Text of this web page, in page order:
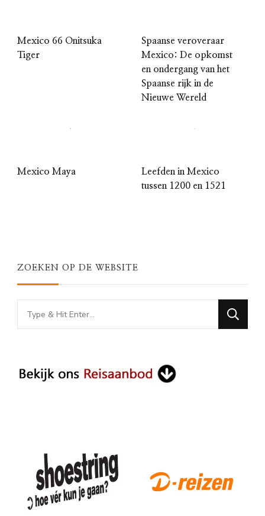
Mexico 66 Onitsuka
Tiger
Spaanse veroveraar
Mexico: De opkomst
en ondergang van het
Spaanse rijk in de
Nieuwe Wereld
Mexico Maya
Leefden in Mexico
tussen 1200 en 1521
ZOEKEN OP DE WEBSITE
Looking
for